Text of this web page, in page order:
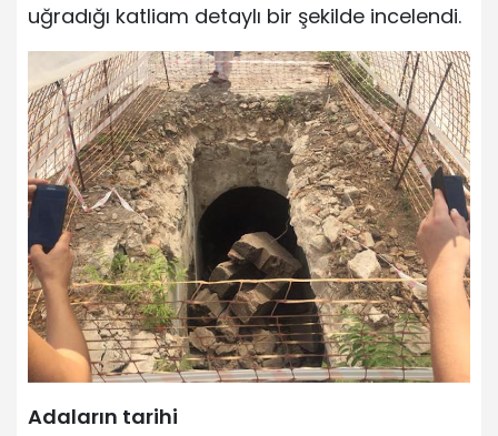
uğradığı katliam detaylı bir şekilde incelendi.
Adaların tarihi